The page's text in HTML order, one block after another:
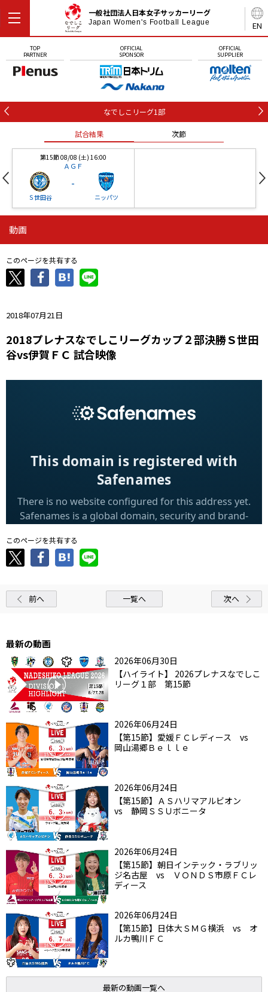
EN
一般社団法人日本女子サッカーリーグ
Japan Women's Football League
TOP
PARTNER
OFFICIAL
SPONSOR
OFFICIAL
SUPPLIER
なでしこリーグ1部
試合結果 次節
第15節 08/08 (土) 16:00
ＡＧＦ
Ｓ世田谷
-
ニッパツ
ニッパツ
ニッパツ
-
石人の星
動画
このページを共有する
2018年07月21日
2018プレナスなでしこリーグカップ２部決勝Ｓ世田
谷vs伊賀ＦＣ 試合映像
このページを共有する
前へ 一覧へ 次へ
最新の動画
2026年06月30日
【ハイライト】 2026プレナスなでしこ
リーグ１部 第15節
2026年06月24日
【第15節】愛媛ＦＣレディース vs
岡山湯郷Ｂｅｌｌｅ
2026年06月24日
【第15節】ＡＳハリマアルビオン
vs 静岡ＳＳＵボニータ
2026年06月24日
【第15節】朝日インテック・ラブリッ
ジ名古屋 vs ＶＯＮＤＳ市原ＦＣレ
ディース
2026年06月24日
【第15節】日体大ＳＭＧ横浜 vs オ
ルカ鴨川ＦＣ
最新の動画一覧へ